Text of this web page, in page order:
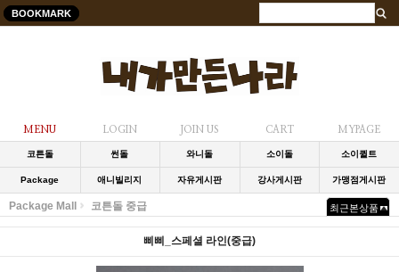
BOOKMARK
MENU LOGIN JOIN US CART MYPAGE
코튼돌 썬돌 와니돌 소이돌 소이퀼트
Package 애니빌리지 자유게시판 강사게시판 가맹점게시판
Package Mall 코튼돌 중급 최근본상품
삐삐_스페셜 라인(중급)